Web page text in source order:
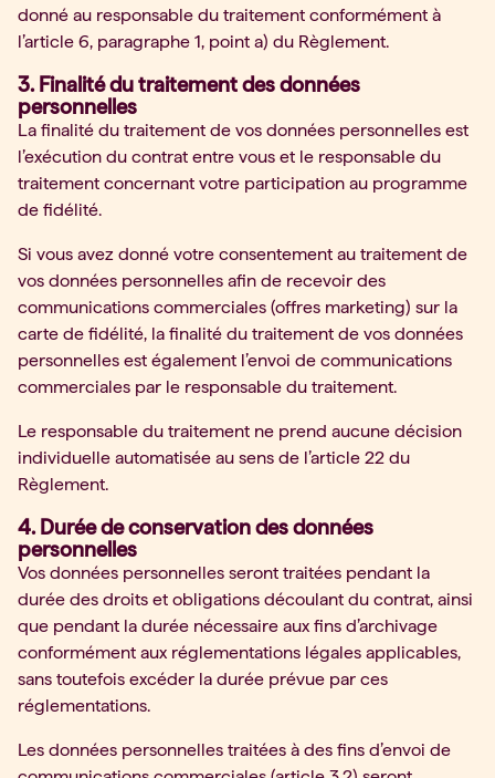
donné au responsable du traitement conformément à
l’article 6, paragraphe 1, point a) du Règlement.
3. Finalité du traitement des données
personnelles
La finalité du traitement de vos données personnelles est
l’exécution du contrat entre vous et le responsable du
traitement concernant votre participation au programme
de fidélité.
Si vous avez donné votre consentement au traitement de
vos données personnelles afin de recevoir des
communications commerciales (offres marketing) sur la
carte de fidélité, la finalité du traitement de vos données
personnelles est également l’envoi de communications
commerciales par le responsable du traitement.
Le responsable du traitement ne prend aucune décision
individuelle automatisée au sens de l’article 22 du
Règlement.
4. Durée de conservation des données
personnelles
Vos données personnelles seront traitées pendant la
durée des droits et obligations découlant du contrat, ainsi
que pendant la durée nécessaire aux fins d’archivage
conformément aux réglementations légales applicables,
sans toutefois excéder la durée prévue par ces
réglementations.
Les données personnelles traitées à des fins d’envoi de